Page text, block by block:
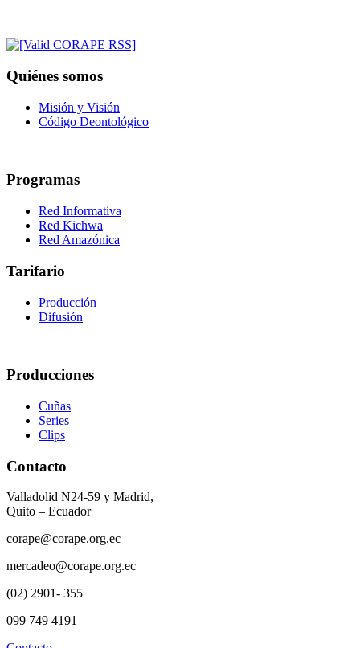
Quiénes somos
Misión y Visión
Código Deontológico
Programas
Red Informativa
Red Kichwa
Red Amazónica
Tarifario
Producción
Difusión
Producciones
Cuñas
Series
Clips
Contacto
Valladolid N24-59 y Madrid,
Quito – Ecuador
corape@corape.org.ec
mercadeo@corape.org.ec
(02) 2901- 355
099 749 4191